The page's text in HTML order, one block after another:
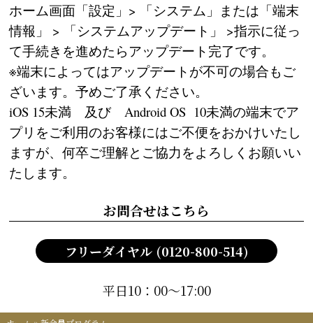
ホーム画面「設定」> 「システム」または「端末
情報」 > 「システムアップデート」 >指示に従っ
て手続きを進めたらアップデート完了です。
※端末によってはアップデートが不可の場合もご
ざいます。予めご了承ください。
iOS 15未満 及び Android OS 10未満の端末でア
プリをご利用のお客様にはご不便をおかけいたし
ますが、何卒ご理解とご協力をよろしくお願いい
たします。
お問合せはこちら
フリーダイヤル (0120-800-514)
平日10：00～17:00